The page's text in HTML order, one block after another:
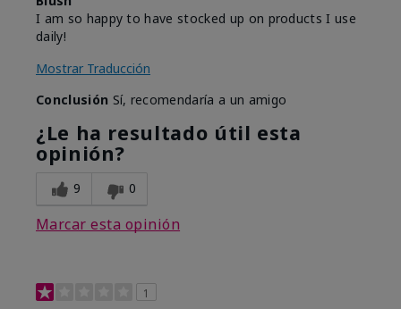
I am so happy to have stocked up on products I use
daily!
Mostrar Traducción
Conclusión Sí, recomendaría a un amigo
¿Le ha resultado útil esta
opinión?
9 0
Marcar esta opinión
1